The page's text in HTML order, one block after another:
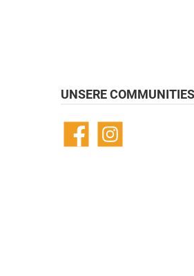
UNSERE COMMUNITIES
FacebookInstagram